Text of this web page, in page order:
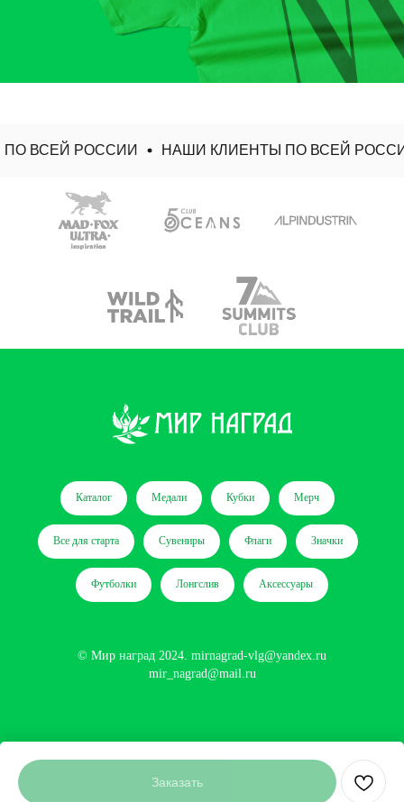
Заказать
ВСЕЙ РОССИИ НАШИ КЛИЕНТЫ ПО ВСЕЙ
Каталог Медали Кубки Мерч
Все для старта Сувениры Флаги Значки
Футболки Лонгслив Аксессуары
© Мир наград 2024. mirnagrad-vlg@yandex.ru
mir_nagrad@mail.ru